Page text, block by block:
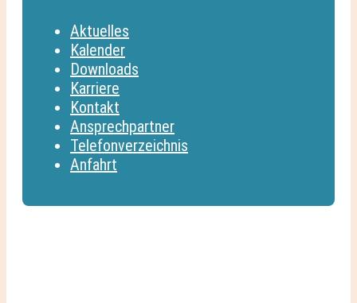
Aktuelles
Kalender
Downloads
Karriere
Kontakt
Ansprechpartner
Telefonverzeichnis
Anfahrt